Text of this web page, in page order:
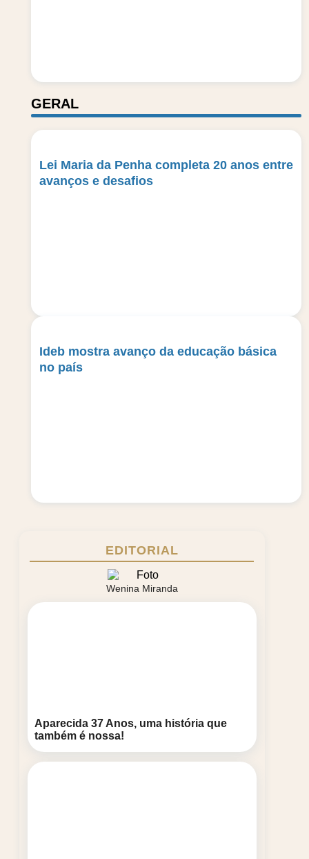
GERAL
Lei Maria da Penha completa 20 anos entre
avanços e desafios
Ideb mostra avanço da educação básica
no país
EDITORIAL
Wenina Miranda
Aparecida 37 Anos, uma história que
também é nossa!